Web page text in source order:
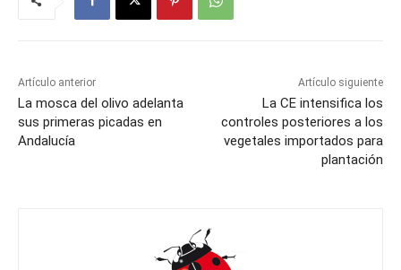
Artículo anterior
La mosca del olivo adelanta
sus primeras picadas en
Andalucía
Artículo siguiente
La CE intensifica los
controles posteriores a los
vegetales importados para
plantación